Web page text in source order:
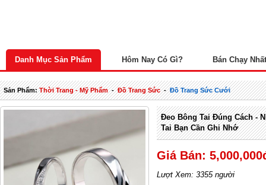
Danh Mục Sản Phẩm Hôm Nay Có Gì? Bán Chạy Nhất
Sản Phẩm:Thời Trang - Mỹ Phẩm-Đồ Trang Sức-Đồ Trang Sức Cưới
Đeo Bông Tai Đúng Cách -
Tai Bạn Cần Ghi Nhớ
Giá Bán:
Lượt Xem: 3355 người